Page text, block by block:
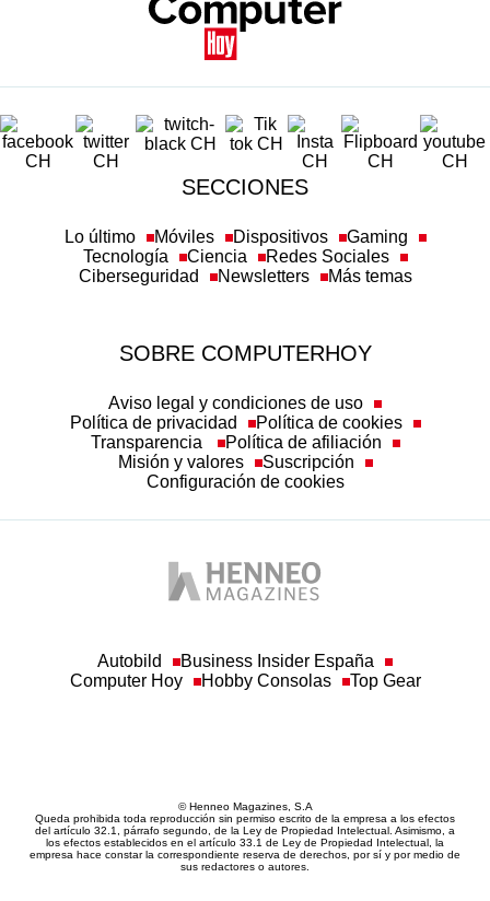
SECCIONES
Móviles Dispositivos
Aviso legal y condiciones de uso
Misión y valores
Suscripción
Configuración de cookies
Business Insider España
sus redactores o autores.